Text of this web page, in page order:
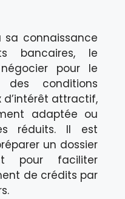
connaissance
bancaires, le
pour le
conditions
d’intérêt attractif,
adaptée ou
réduits. Il est
un dossier
pour faciliter
de crédits par